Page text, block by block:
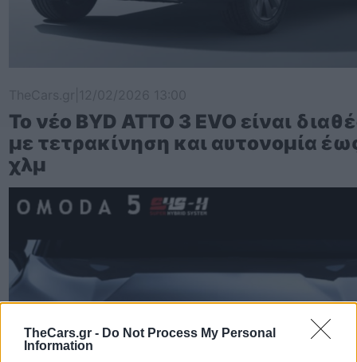
TheCars.gr - Do Not Process My Personal
Information
Το νέο BYD ATTO 3 EVO είναι
με τετρακίνηση και αυτονομία
χλμ